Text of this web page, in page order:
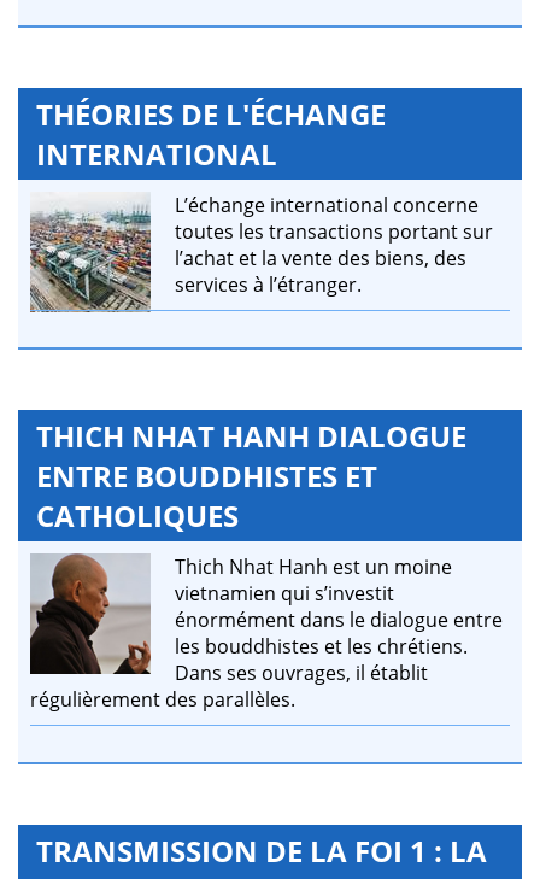
THÉORIES DE L'ÉCHANGE
INTERNATIONAL
L’échange international concerne
toutes les transactions portant sur
l’achat et la vente des biens, des
services à l’étranger.
THICH NHAT HANH DIALOGUE
ENTRE BOUDDHISTES ET
CATHOLIQUES
Thich Nhat Hanh est un moine
vietnamien qui s’investit
énormément dans le dialogue entre
les bouddhistes et les chrétiens.
Dans ses ouvrages, il établit
régulièrement des parallèles.
TRANSMISSION DE LA FOI 1 : LA